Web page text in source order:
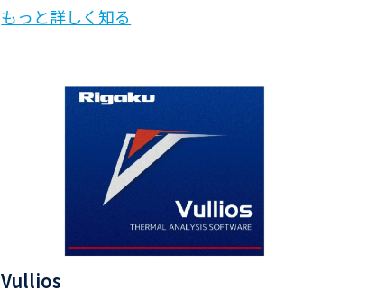
もっと詳しく知る
Vullios